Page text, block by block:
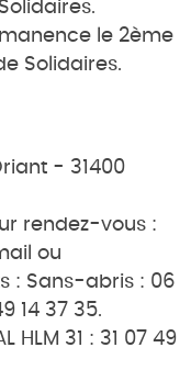
le 2ème
Solidaires.
- 31400
rendez-vous :
ou
: Sans-abris : 06
14 37 35.
HLM 31 : 31 07 49